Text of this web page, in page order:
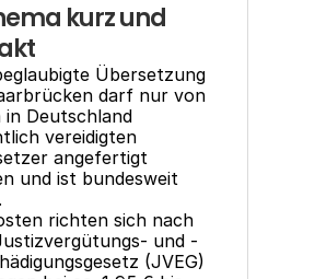
kurz und
Übersetzung
darf nur von
in Deutschland
vereidigten
angefertigt
und ist bundesweit
richten sich nach
und -
(JVEG)